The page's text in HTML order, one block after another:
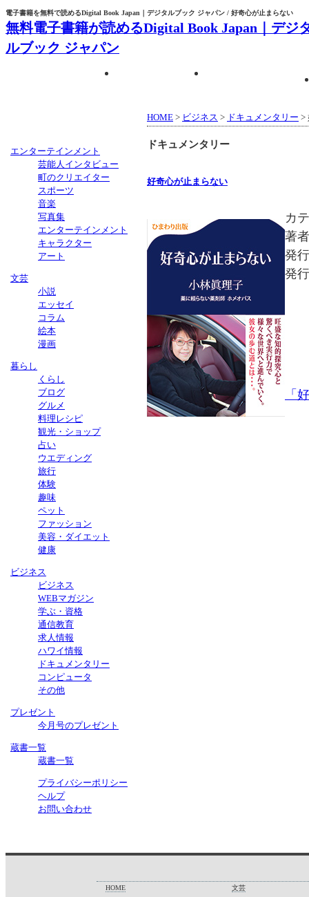
電子書籍を無料で読めるDigital Book Japan｜デジタルブック ジャパン / 好奇心が止まらない
無料電子書籍が読めるDigital Book Japan｜デジ
ルブック ジャパン
HOME > ビジネス > ドキュメンタリー >
ドキュメンタリー
好奇心が止まらない
カ
著
発
発
「
エンターテインメント
芸能人インタビュー
町のクリエイター
スポーツ
音楽
写真集
エンターテインメント
キャラクター
アート
文芸
小説
エッセイ
コラム
絵本
漫画
暮らし
くらし
ブログ
グルメ
料理レシピ
観光・ショップ
占い
ウエディング
旅行
体験
趣味
ペット
ファッション
美容・ダイエット
健康
ビジネス
ビジネス
WEBマガジン
学ぶ・資格
通信教育
求人情報
ハワイ情報
ドキュメンタリー
コンピュータ
その他
プレゼント
今月号のプレゼント
蔵書一覧
蔵書一覧
プライバシーポリシー
ヘルプ
お問い合わせ
HOME
文芸